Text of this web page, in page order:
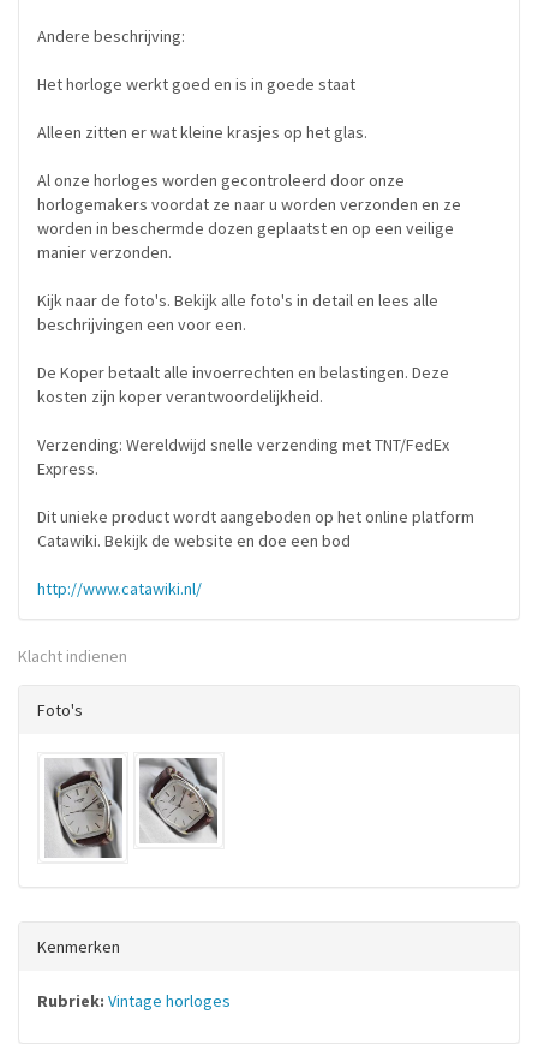
Andere beschrijving:
Het horloge werkt goed en is in goede staat
Alleen zitten er wat kleine krasjes op het glas.
Al onze horloges worden gecontroleerd door onze
horlogemakers voordat ze naar u worden verzonden en ze
worden in beschermde dozen geplaatst en op een veilige
manier verzonden.
Kijk naar de foto's. Bekijk alle foto's in detail en lees alle
beschrijvingen een voor een.
De Koper betaalt alle invoerrechten en belastingen. Deze
kosten zijn koper verantwoordelijkheid.
Verzending: Wereldwijd snelle verzending met TNT/FedEx
Express.
Dit unieke product wordt aangeboden op het online platform
Catawiki. Bekijk de website en doe een bod
http://www.catawiki.nl/
Klacht indienen
Foto's
Kenmerken
Rubriek: Vintage horloges